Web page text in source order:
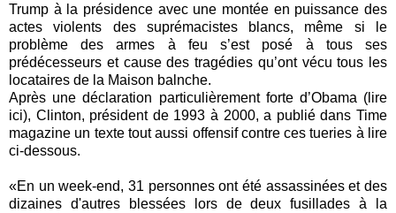
Trump à la présidence avec une montée en puissance des
actes violents des suprémacistes blancs, même si le
problème des armes à feu s’est posé à tous ses
prédécesseurs et cause des tragédies qu’ont vécu tous les
locataires de la Maison balnche.
Après une déclaration particulièrement forte d’Obama ( lire
ici), Clinton, président de 1993 à 2000, a publié dans Time
magazine un texte tout aussi offensif contre ces tueries à lire
ci-dessous.
«En un week-end, 31 personnes ont été assassinées et des
dizaines d'autres blessées lors de deux fusillades à la